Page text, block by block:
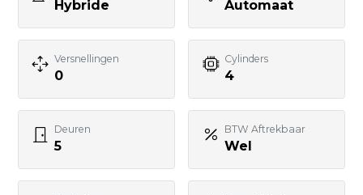
BERICHT VERSTUREN
Hybride Automaat
Versnellingen
0
Cylinders
4
Deuren
5
BTW Aftrekbaar
Wel